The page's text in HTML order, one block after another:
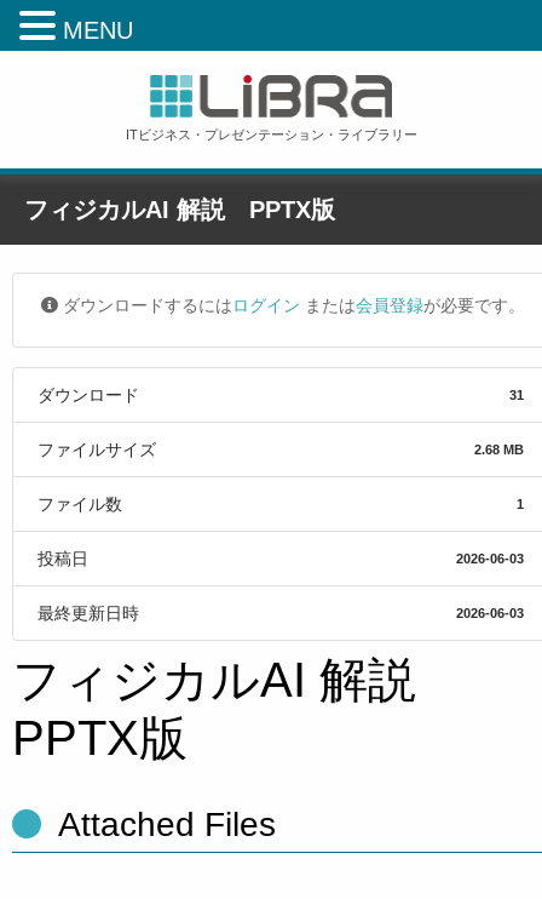
ITビジネス・プレゼンテーション・ライブラリー
フィジカルAI 解説 PPTX版
ホーム フィジカルAI 解説 PPTX版
ダウンロードするにはログイン または会員登録が必要です。
ダウンロード 31
ファイルサイズ 2.68 MB
ファイル数 1
投稿日 2026-06-03
最終更新日時 2026-06-03
フィジカルAI 解説
PPTX版
Attached Files
MENU